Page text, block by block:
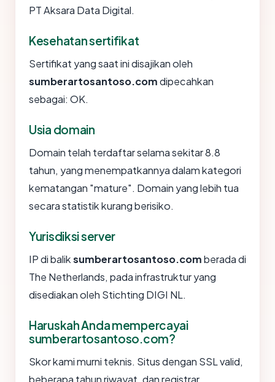
PT Aksara Data Digital.
Kesehatan sertifikat
Sertifikat yang saat ini disajikan oleh
sumberartosantoso.comdipecahkan
sebagai: OK.
Usia domain
Domain telah terdaftar selama sekitar 8.8
tahun, yang menempatkannya dalam kategori
kematangan "mature". Domain yang lebih tua
secara statistik kurang berisiko.
Yurisdiksi server
IP di baliksumberartosantoso.comberada di
The Netherlands, pada infrastruktur yang
disediakan oleh Stichting DIGI NL.
Haruskah Anda mempercayai
sumberartosantoso.com?
Skor kami murni teknis. Situs dengan SSL valid,